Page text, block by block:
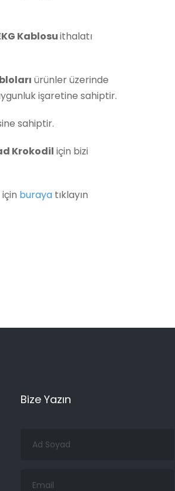
Kablosuithalatı
ürünler üzerinde
işaretine sahiptir.
sahiptir.
Krokodil için bizi
buraya tıklayın
Bize Yazın
Soyad